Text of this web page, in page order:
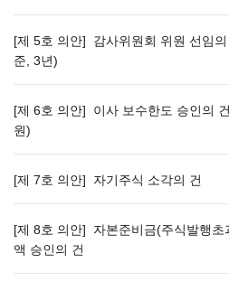
[제 5호 의안] 감사위원회 위원 선임의
준, 3년)
[제 6호 의안] 이사 보수한도 승인의
원)
[제 7호 의안] 자기주식 소각의 건
[제 8호 의안] 자본준비금(주식발행초
액 승인의 건